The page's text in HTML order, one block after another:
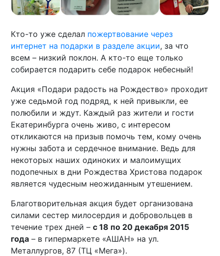
Кто-то уже сделал пожертвование через
интернет на подарки в разделе акции, за что
всем – низкий поклон. А кто-то еще только
собирается подарить себе подарок небесный!
Акция «Подари радость на Рождество» проходит
уже седьмой год подряд, к ней привыкли, ее
полюбили и ждут. Каждый раз жители и гости
Екатеринбурга очень живо, с интересом
откликаются на призыв помочь тем, кому очень
нужны забота и сердечное внимание. Ведь для
некоторых наших одиноких и малоимущих
подопечных в дни Рождества Христова подарок
является чудесным неожиданным утешением.
Благотворительная акция будет организована
силами сестер милосердия и добровольцев в
течение трех дней –с 18 по 20 декабря 2015
года – в гипермаркете «АШАН» на ул.
Металлургов, 87 (ТЦ «Мега»).